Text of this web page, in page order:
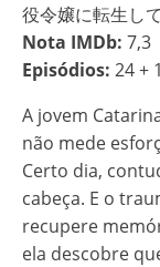
役令嬢に転生し
Nota IMDb: 7,3
Episódios: 24 +
A jovem
não mede
Certo dia,
cabeça. E o
recupere
ela descobre